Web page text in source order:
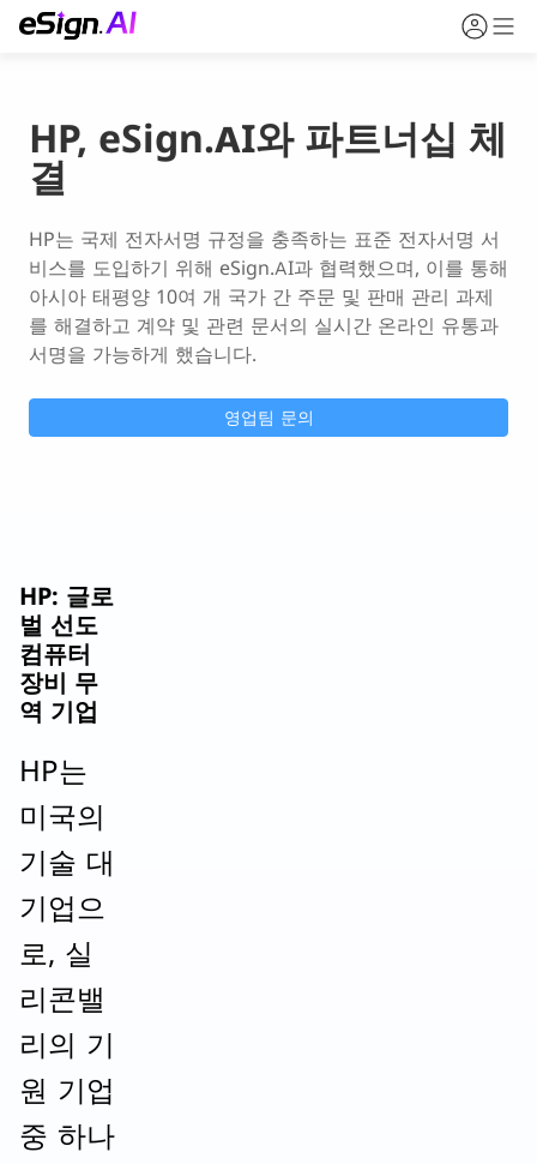
HP, eSign.AI와 파트너십 체
결
HP는 국제 전자서명 규정을 충족하는 표준 전자서명 서
비스를 도입하기 위해 eSign.AI과 협력했으며, 이를 통해
아시아 태평양 10여 개 국가 간 주문 및 판매 관리 과제
를 해결하고 계약 및 관련 문서의 실시간 온라인 유통과
서명을 가능하게 했습니다.
영업팀 문의
HP: 글로
벌 선도
컴퓨터
장비 무
역 기업
HP는
미국의
기술 대
기업으
로, 실
리콘밸
리의 기
원 기업
중 하나